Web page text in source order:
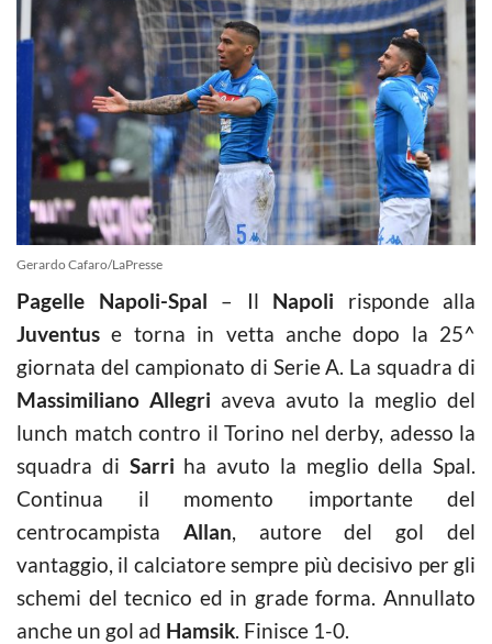
Gerardo Cafaro/LaPresse
Pagelle Napoli-Spal – Il Napoli risponde alla
Juventus e torna in vetta anche dopo la 25^
giornata del campionato di Serie A. La squadra di
Massimiliano Allegri aveva avuto la meglio del
lunch match contro il Torino nel derby, adesso la
squadra di Sarri ha avuto la meglio della Spal.
Continua il momento importante del
centrocampista Allan, autore del gol del
vantaggio, il calciatore sempre più decisivo per gli
schemi del tecnico ed in grade forma. Annullato
anche un gol ad Hamsik. Finisce 1-0.